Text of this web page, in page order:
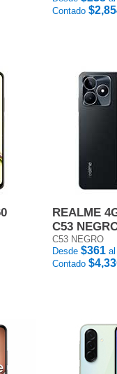
Contado
REALME
C53
C53 NEGRO
Desde $361
Contado